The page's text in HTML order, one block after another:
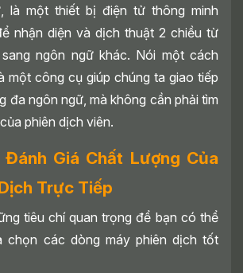
One - Máy phiên dịch 135 thứ
Go - Máy phiên dịch giá rẻ
Touch Go - Máy dịch thương
One - Máy phiên dịch Hà Lan
- Máy phiên dịch của Nhật
dịch Xiaomi
dịch trực tiếp ILI
dịch Offline MBirgus AI
là một thiết bị điện tử thông minh
nhận diện và dịch thuật 2 chiều từ
ngôn ngữ khác. Nói một cách
một công cụ giúp chúng ta giao tiếp
đa ngôn ngữ, mà không cần phải tìm
phiên dịch viên.
Đánh Giá Chất Lượng Của
Trực Tiếp
tiêu chí quan trọng để bạn có thể
chọn các dòng máy phiên dịch tốt